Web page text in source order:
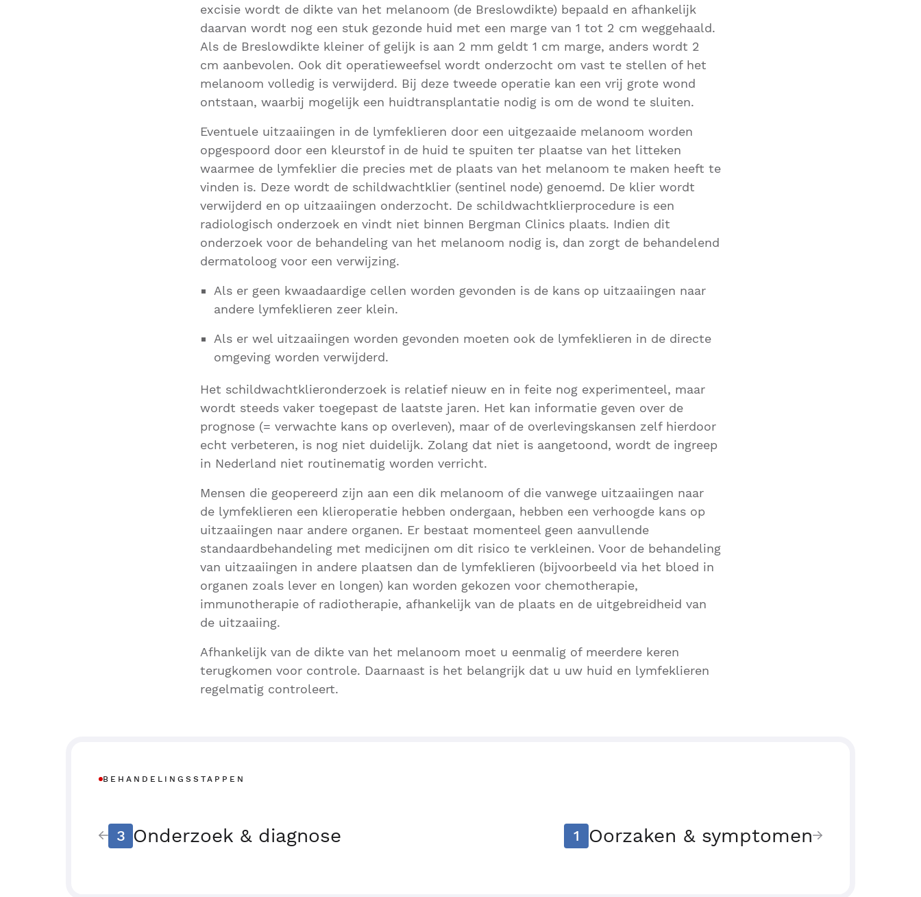
excisie wordt de dikte van het melanoom (de Breslowdikte) bepaald en afhankelijk
daarvan wordt nog een stuk gezonde huid met een marge van 1 tot 2 cm weggehaald.
Als de Breslowdikte kleiner of gelijk is aan 2 mm geldt 1 cm marge, anders wordt 2
cm aanbevolen. Ook dit operatieweefsel wordt onderzocht om vast te stellen of het
melanoom volledig is verwijderd. Bij deze tweede operatie kan een vrij grote wond
ontstaan, waarbij mogelijk een huidtransplantatie nodig is om de wond te sluiten.
Eventuele uitzaaiingen in de lymfeklieren door een uitgezaaide melanoom worden
opgespoord door een kleurstof in de huid te spuiten ter plaatse van het litteken
waarmee de lymfeklier die precies met de plaats van het melanoom te maken heeft te
vinden is. Deze wordt de schildwachtklier (sentinel node) genoemd. De klier wordt
verwijderd en op uitzaaiingen onderzocht. De schildwachtklierprocedure is een
radiologisch onderzoek en vindt niet binnen Bergman Clinics plaats. Indien dit
onderzoek voor de behandeling van het melanoom nodig is, dan zorgt de behandelend
dermatoloog voor een verwijzing.
Als er geen kwaadaardige cellen worden gevonden is de kans op uitzaaiingen naar
andere lymfeklieren zeer klein.
Als er wel uitzaaiingen worden gevonden moeten ook de lymfeklieren in de directe
omgeving worden verwijderd.
Het schildwachtklieronderzoek is relatief nieuw en in feite nog experimenteel, maar
wordt steeds vaker toegepast de laatste jaren. Het kan informatie geven over de
prognose (= verwachte kans op overleven), maar of de overlevingskansen zelf hierdoor
echt verbeteren, is nog niet duidelijk. Zolang dat niet is aangetoond, wordt de ingreep
in Nederland niet routinematig worden verricht.
Mensen die geopereerd zijn aan een dik melanoom of die vanwege uitzaaiingen naar
de lymfeklieren een klieroperatie hebben ondergaan, hebben een verhoogde kans op
uitzaaiingen naar andere organen. Er bestaat momenteel geen aanvullende
standaardbehandeling met medicijnen om dit risico te verkleinen. Voor de behandeling
van uitzaaiingen in andere plaatsen dan de lymfeklieren (bijvoorbeeld via het bloed in
organen zoals lever en longen) kan worden gekozen voor chemotherapie,
immunotherapie of radiotherapie, afhankelijk van de plaats en de uitgebreidheid van
de uitzaaiing.
Afhankelijk van de dikte van het melanoom moet u eenmalig of meerdere keren
terugkomen voor controle. Daarnaast is het belangrijk dat u uw huid en lymfeklieren
regelmatig controleert.
BEHANDELINGSSTAPPEN
3 Onderzoek & diagnose 1 Oorzaken & symptomen